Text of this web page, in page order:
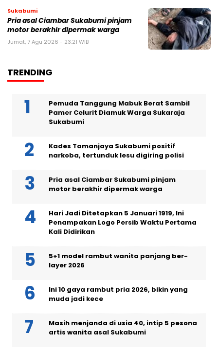
Sukabumi
Pria asal Ciambar Sukabumi pinjam
motor berakhir dipermak warga
Jumat, 7 Agu 2026 - 23:21 WIB
TRENDING
Pemuda Tanggung Mabuk Berat Sambil
Pamer Celurit Diamuk Warga Sukaraja
Sukabumi
Kades Tamanjaya Sukabumi positif
narkoba, tertunduk lesu digiring polisi
Pria asal Ciambar Sukabumi pinjam
motor berakhir dipermak warga
Hari Jadi Ditetapkan 5 Januari 1919, Ini
Penampakan Logo Persib Waktu Pertama
Kali Didirikan
5+1 model rambut wanita panjang ber-
layer 2026
Ini 10 gaya rambut pria 2026, bikin yang
muda jadi kece
Masih menjanda di usia 40, intip 5 pesona
artis wanita asal Sukabumi